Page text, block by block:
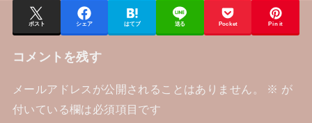
ポスト シェア はてブ 送る Pocket Pin it
コメントを残す
メールアドレスが公開されることはありません。 ※ が
付いている欄は必須項目です